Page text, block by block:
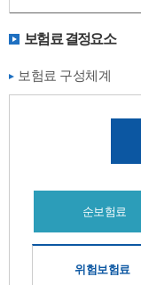
보험료 결정요소
보험료 구성체계
순보험료
위험보험료